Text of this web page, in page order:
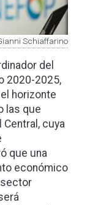
Schiaffarino
del
2020-2025,
horizonte
las que
cuya
que una
económico
sector